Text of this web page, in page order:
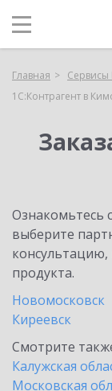
Главная Сервисы
1С:Контрагент в
Ознакомьтесь
выберите
продукта.
Новомосковск
Киреевск
Смотрите
Калужская
Московская